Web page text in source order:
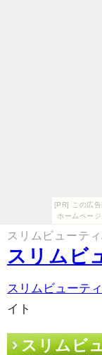
[PR] この広告
ホームペー
スリムビューテ
スリムビ
スリムビューテ
イト
スリムビ